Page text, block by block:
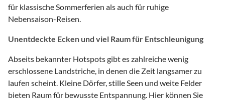
für klassische Sommerferien als auch für ruhige
Nebensaison-Reisen.
Unentdeckte Ecken und viel Raum für Entschleunigung
Abseits bekannter Hotspots gibt es zahlreiche wenig
erschlossene Landstriche, in denen die Zeit langsamer zu
laufen scheint. Kleine Dörfer, stille Seen und weite Felder
bieten Raum für bewusste Entspannung. Hier können Sie